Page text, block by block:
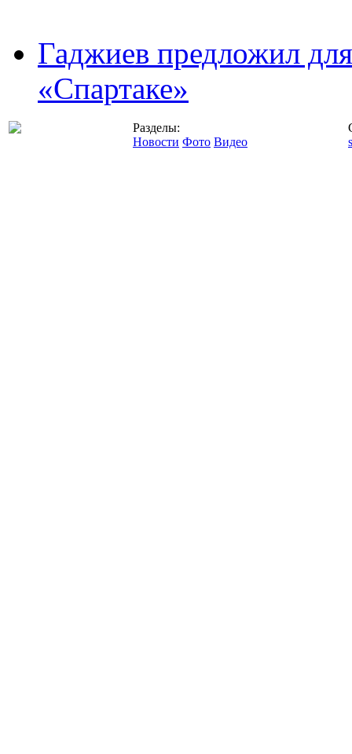
Гаджиев предложил
«Спартаке»
Разделы:
Новости Фото Видео